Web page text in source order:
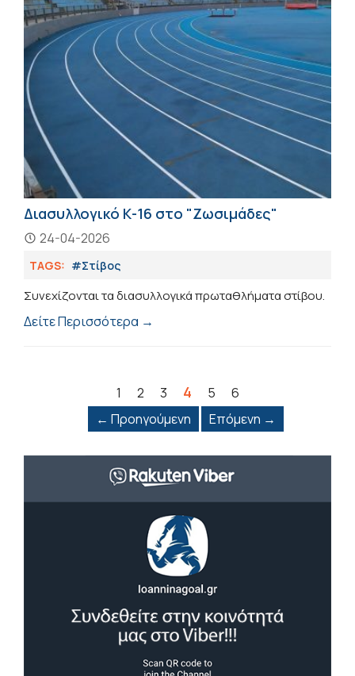
Διασυλλογικό Κ-16 στο "Ζωσιμάδες"
24-04-2026
TAGS: #Στίβος
Συνεχίζονται τα διασυλλογικά πρωταθλήματα στίβου.
Δείτε Περισσότερα →
1 2 3 4 5
6
← Προηγούμενη
Επόμενη →